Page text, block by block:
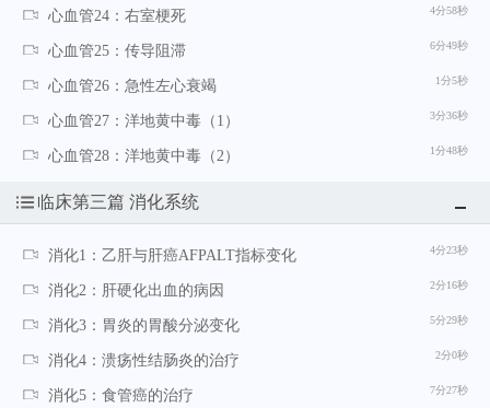
4分58秒
心血管24：右室梗死
6分49秒
心血管25：传导阻滞
1分5秒
心血管26：急性左心衰竭
3分36秒
心血管27：洋地黄中毒（1）
1分48秒
心血管28：洋地黄中毒（2）
临床第三篇 消化系统
4分23秒
消化1：乙肝与肝癌AFPALT指标变化
2分16秒
消化2：肝硬化出血的病因
5分29秒
消化3：胃炎的胃酸分泌变化
2分0秒
消化4：溃疡性结肠炎的治疗
7分27秒
消化5：食管癌的治疗